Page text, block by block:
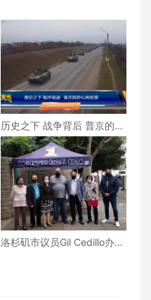
历史之下 战争背后 普京的野
心与欲望
洛杉矶市议员Gil Cedillo办公